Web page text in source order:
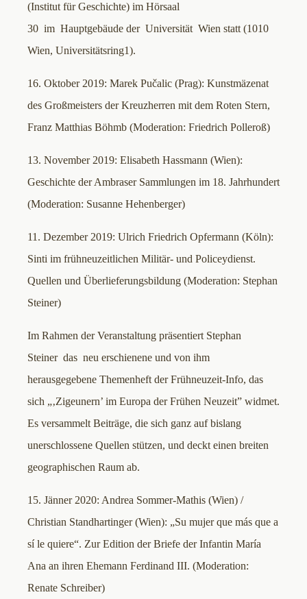
(Institut für Geschichte) im Hörsaal
30 im Hauptgebäude der Universität Wien statt (1010
Wien, Universitätsring1).
16. Oktober 2019: Marek Pučalic (Prag): Kunstmäzenat
des Großmeisters der Kreuzherren mit dem Roten Stern,
Franz Matthias Böhmb (Moderation: Friedrich Polleroß)
13. November 2019: Elisabeth Hassmann (Wien):
Geschichte der Ambraser Sammlungen im 18. Jahrhundert
(Moderation: Susanne Hehenberger)
11. Dezember 2019: Ulrich Friedrich Opfermann (Köln):
Sinti im frühneuzeitlichen Militär- und Policeydienst.
Quellen und Überlieferungsbildung (Moderation: Stephan
Steiner)
Im Rahmen der Veranstaltung präsentiert Stephan
Steiner das neu erschienene und von ihm
herausgegebene Themenheft der Frühneuzeit-Info, das
sich „‚Zigeunern’ im Europa der Frühen Neuzeit” widmet.
Es versammelt Beiträge, die sich ganz auf bislang
unerschlossene Quellen stützen, und deckt einen breiten
geographischen Raum ab.
15. Jänner 2020: Andrea Sommer-Mathis (Wien) /
Christian Standhartinger (Wien): „Su mujer que más que a
sí le quiere“. Zur Edition der Briefe der Infantin María
Ana an ihren Ehemann Ferdinand III. (Moderation:
Renate Schreiber)